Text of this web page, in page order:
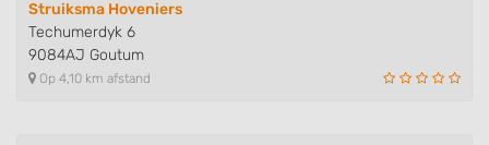
Struiksma Hoveniers
Techumerdyk 6
9084AJ Goutum
Op 4,10 km afstand